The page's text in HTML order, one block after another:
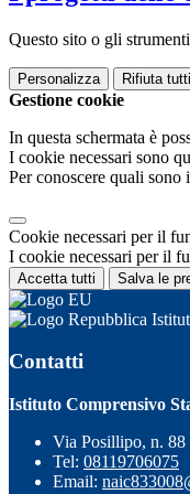
Questo sito o gli
Personalizza Rifiuta tutti
Gestione cookie
In questa schermata è
I cookie necessari sono
Per conoscere quali sono
Cookie necessari per il
I cookie necessari per il
Accetta tutti Salva le
Contatti
Istituto Comprensivo
Via Posillipo, n.
Tel: 08119706075
Email: